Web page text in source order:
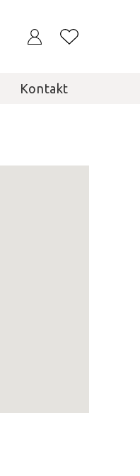
Kontakt